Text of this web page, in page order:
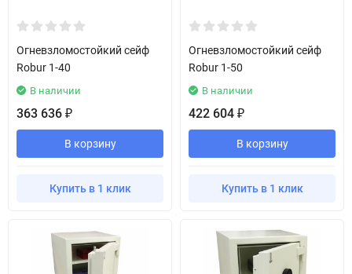
Огневзломостойкий сейф
Robur 1-40
В наличии
363 636 ₽
В корзину
Купить в 1 клик
Огневзломостойкий сейф
Robur 1-50
В наличии
422 604 ₽
В корзину
Купить в 1 клик